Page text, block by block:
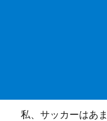
私、サッカーはあ